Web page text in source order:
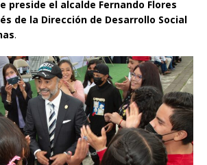
preside el alcalde Fernando Flores
de la Dirección de Desarrollo Social
.